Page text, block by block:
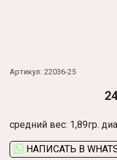
Артикул: 22036-25
средний вес: 1,89гр.
НАПИСАТЬ В